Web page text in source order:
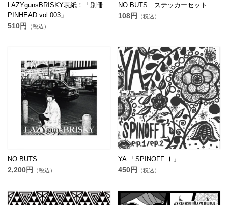
LAZYgunsBRISKY表紙！「別冊
PINHEAD vol.003」
510円 （税込）
NO BUTS ステッカーセット
108円 （税込）
NO BUTS
2,200円 （税込）
YA.「SPINOFF Ⅰ」
450円 （税込）